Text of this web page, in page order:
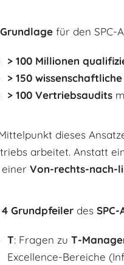
Grundlagefür den SPC-
>100 Millionen
>150
> 100 Vertriebsaudits
dieses
arbeitet. Anstatt
Von-rechts-nach-
4 Grundpfeilerdes SPC-
T: Fragen zu T-
Excellence-Bereiche